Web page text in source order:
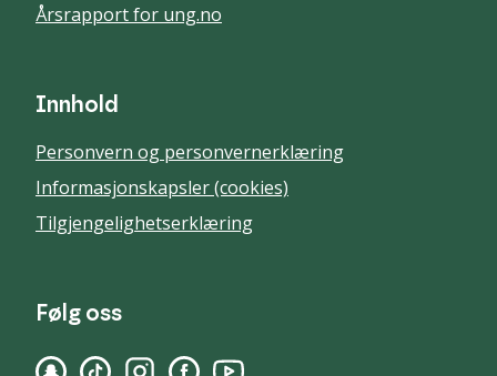
Årsrapport for ung.no
Innhold
Personvern og personvernerklæring
Informasjonskapsler (cookies)
Tilgjengelighetserklæring
Følg oss